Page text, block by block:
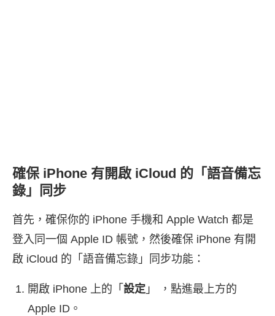
確保 iPhone 有開啟 iCloud 的「語音備忘
錄」同步
首先，確保你的 iPhone 手機和 Apple Watch 都是
登入同一個 Apple ID 帳號，然後確保 iPhone 有開
啟 iCloud 的「語音備忘錄」同步功能：
開啟 iPhone 上的「 設定 」 ，點進最上方的
Apple ID。